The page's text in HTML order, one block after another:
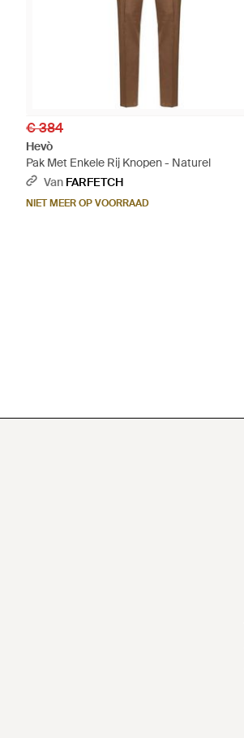
€ 384
Hevò
Pak Met Enkele Rij Knopen - Naturel
Van FARFETCH
NIET MEER OP VOORRAAD